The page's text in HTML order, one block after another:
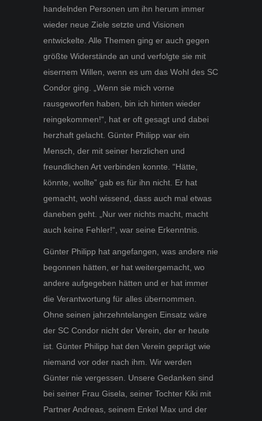
handelnden Personen um ihn herum immer
wieder neue Ziele setzte und Visionen
entwickelte. Alle Themen ging er auch gegen
größte Widerstände an und verfolgte sie mit
eisernem Willen, wenn es um das Wohl des SC
Condor ging. „Wenn sie mich vorne
rausgeworfen haben, bin ich hinten wieder
reingekommen!“, hat er oft gesagt und dabei
herzhaft gelacht. Günter Philipp war ein
Mensch, der mit seiner herzlichen und
freundlichen Art verbinden konnte. “Hätte,
könnte, wollte” gab es für ihn nicht. Er hat
gemacht, wohl wissend, dass auch mal etwas
daneben geht. „Nur wer nichts macht, macht
auch keine Fehler!“, war seine Erkenntnis.
Günter Philipp hat angefangen, was andere nie
begonnen hätten, er hat weitergemacht, wo
andere aufgegeben hätten und er hat immer
die Verantwortung für alles übernommen.
Ohne seinen jahrzehntelangen Einsatz wäre
der SC Condor nicht der Verein, der er heute
ist. Günter Philipp hat den Verein geprägt wie
niemand vor oder nach ihm. Wir werden
Günter nie vergessen. Unsere Gedanken sind
bei seiner Frau Gisela, seiner Tochter Kiki mit
Partner Andreas, seinem Enkel Max und der